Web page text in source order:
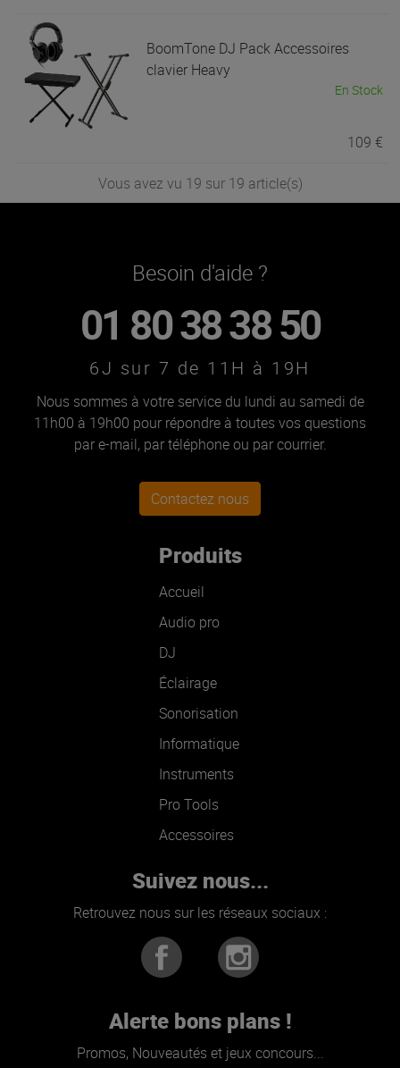
BoomTone DJ Pack Accessoires
clavier Heavy
En Stock
109 €
Vous avez vu 19 sur 19 article(s)
Besoin d'aide ?
01 80 38 38 50
6J sur 7 de 11H à 19H
Nous sommes à votre service du lundi au samedi de
11h00 à 19h00 pour répondre à toutes vos questions
par e-mail, par téléphone ou par courrier.
Contactez nous
Produits
Accueil
Audio pro
DJ
Éclairage
Sonorisation
Informatique
Instruments
Pro Tools
Accessoires
Suivez nous...
Retrouvez nous sur les réseaux sociaux :
Alerte bons plans !
Promos, Nouveautés et jeux concours...